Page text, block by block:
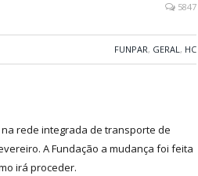
5847
FUNPAR, GERAL, HC
rede integrada de transporte de
A Fundação a mudança foi feita
irá proceder.